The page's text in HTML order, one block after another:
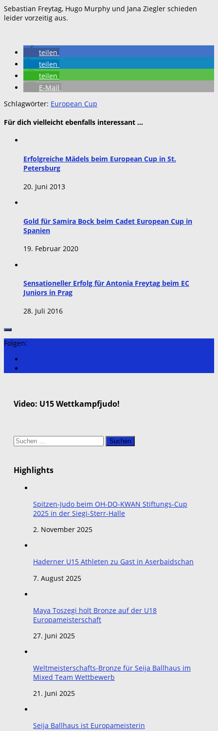
Sebastian Freytag, Hugo Murphy und Jana Ziegler schieden
leider vorzeitig aus.
teilen
teilen
teilen
E-Mail
Schlagwörter: European Cup
Für dich vielleicht ebenfalls interessant …
Erfolgreiche Mädels beim European Cup in St.
Petersburg
20. Juni 2013
Gold für Samira Bock beim Cadet European Cup in
Spanien
19. Februar 2020
Sensationeller Erfolg für Antonia Freytag beim EC
Juniors in Prag
28. Juli 2016
Folgen:
Video: U15 Wettkampfjudo!
Suchen
Highlights
Spitzen-Judo beim OH-DO-KWAN Stiftungs-Cup
2025 in der Siegi-Sterr-Halle
2. November 2025
Haderner U15 Athleten zu Gast in Aserbaidschan
7. August 2025
Maya Toszegi holt Bronze auf der U18
Europameisterschaft
27. Juni 2025
Weltmeisterschafts-Bronze für Seija Ballhaus im
Mixed Team Wettbewerb
21. Juni 2025
Seija Ballhaus ist Europameisterin